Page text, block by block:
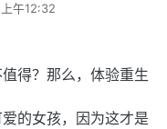
午12:32
得？那么，体验重生
的女孩，因为这才是